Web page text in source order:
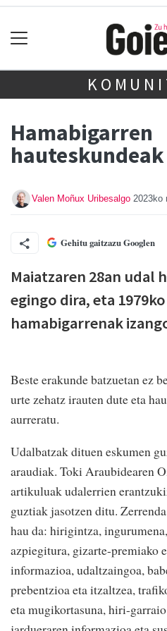
Hamabigarren
hauteskundeak
Valen Moñux Uribesalgo 2023ko
Gehitu gaitzazu Googlen
Maiatzaren 28an udal
egingo dira, eta
hamabigarrenak
Beste erakunde batzuetan ez
urte zehatz irauten dute eta
aurreratu.
Udalbatzak dituen eskumen
araudiak. Toki Araubidearen
artikuluak udalerrien
guztiak jasotzen ditu.
hau da: hirigintza,
azpiegitura, gizarte-premiako
informazioa, udaltzaingoa,
prebentzioa eta itzaltzea,
eta mugikortasuna, hiri-